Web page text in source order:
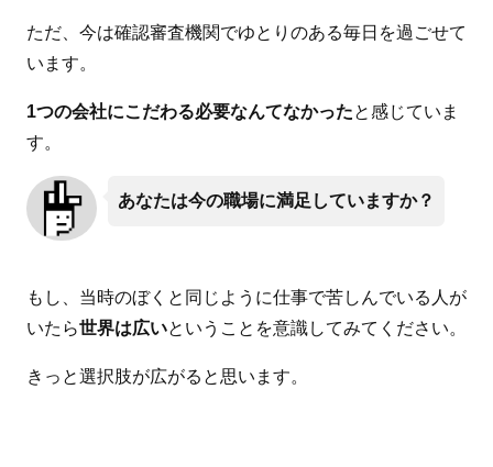
ただ、今は確認審査機関でゆとりのある毎日を過ごせて
います。
1つの会社にこだわる必要なんてなかったと感じていま
す。
あなたは今の職場に満足していますか？
もし、当時のぼくと同じように仕事で苦しんでいる人が
いたら世界は広いということを意識してみてください。
きっと選択肢が広がると思います。